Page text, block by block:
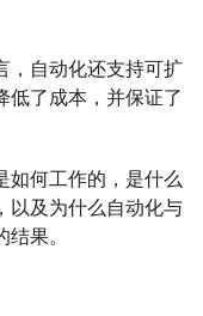
，自动化还支持可扩
低了成本，并保证了
何工作的，是什么
以及为什么自动化与
果。